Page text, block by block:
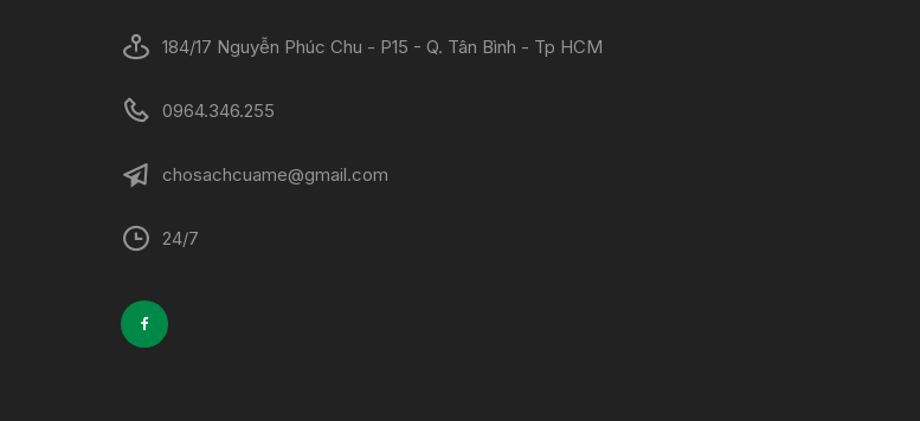
184/17 Nguyễn Phúc Chu - P15 - Q. Tân Bình - Tp HCM
0964.346.255
chosachcuame@gmail.com
24/7